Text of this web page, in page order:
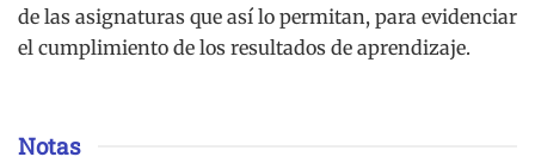
de las asignaturas que así lo permitan, para evidenciar
el cumplimiento de los resultados de aprendizaje.
Notas